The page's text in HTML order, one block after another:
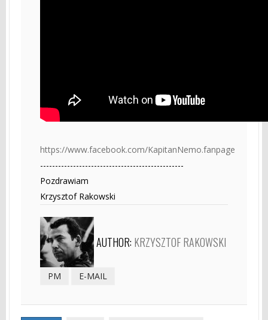
https://www.facebook.com/KapitanNemo.fanpage
------------------------------------------------
Pozdrawiam
Krzysztof Rakowski
AUTHOR: KRZYSZTOF RAKOWSKI
PM E-MAIL